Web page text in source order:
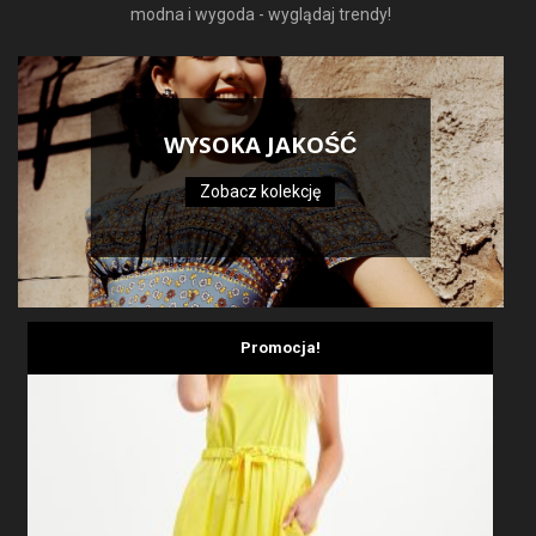
modna i wygoda - wyglądaj trendy!
WYSOKA JAKOŚĆ
Zobacz kolekcję
Promocja!